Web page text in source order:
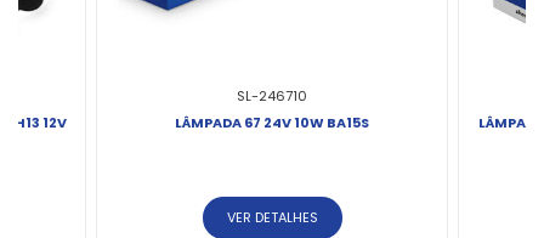
H13 12V
SL-246710
LÂMPADA 67 24V 10W BA15S
VER DETALHES